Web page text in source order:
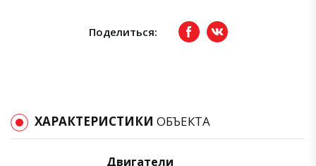
Поделиться: FacebookвКонтакте
ХАРАКТЕРИСТИКИ ОБЪЕКТА
Двигатели